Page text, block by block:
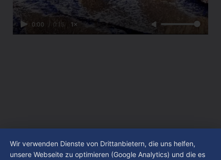
0:00 / 0:15 1×
Wir verwenden Dienste von Drittanbietern, die uns helfen,
unsere Webseite zu optimieren (Google Analytics) und die es